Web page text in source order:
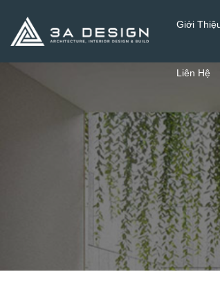
nội
dung
Giới
Liên Hệ